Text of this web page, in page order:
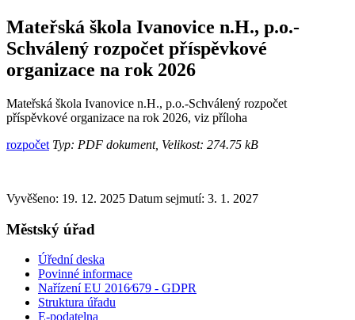
Mateřská škola Ivanovice n.H., p.o.-
Schválený rozpočet příspěvkové
organizace na rok 2026
Mateřská škola Ivanovice n.H., p.o.-Schválený rozpočet
příspěvkové organizace na rok 2026, viz příloha
rozpočet Typ: PDF dokument, Velikost: 274.75 kB
Vyvěšeno: 19. 12. 2025 Datum sejmutí: 3. 1. 2027
Městský úřad
Úřední deska
Povinné informace
Nařízení EU 2016⁄679 - GDPR
Struktura úřadu
E-podatelna